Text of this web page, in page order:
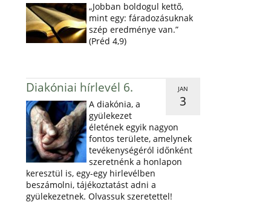
„Jobban boldogul kettő,
mint egy: fáradozásuknak
szép eredménye van.”
(Préd 4,9)
JAN
3
Diakóniai hírlevél 6.
A diakónia, a
gyülekezet
életének egyik nagyon
fontos területe, amelynek
tevékenységéról időnként
szeretnénk a honlapon
keresztül is, egy-egy hirlevélben
beszámolni, tájékoztatást adni a
gyülekezetnek. Olvassuk szeretettel!